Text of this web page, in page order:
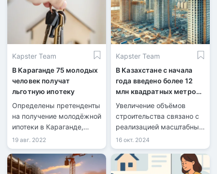
Kapster Team
В Караганде 75 молодых
человек получат
льготную ипотеку
Определены претенденты
на получение молодёжной
ипотеки в Караганде,
передает
информационная служба
kn.kz со ссылкой на
акимат Карагандинской
19 авг. 2022
Kapster Team
В Казахстане с начала
года введено более 12
млн квадратных метров
жилья
Увеличение объёмов
строительства связано с
реализацией масштабных
государственных
программ в сфере жилья
и инфраструктуры.
16 окт. 2024